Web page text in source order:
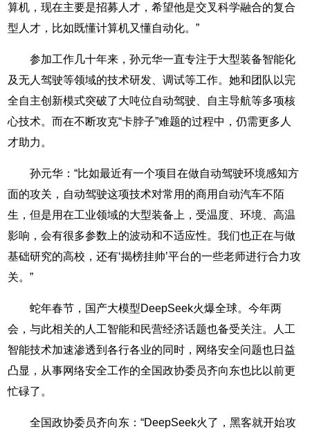
算机，现在主要是招募人才，希望他是交叉科学融合的复合
型人才，比如既懂计算机又懂自动化。”
参加工作几十年来，孙元华一直专注于大型装备智能化
及无人驾驶等领域的技术研发、调试等工作。她和团队以完
全自主创新模式突破了大吨位自动驾驶、自主导航等多项核
心技术。而在不断攻克“卡脖子”难题的过程中，仍需更多人
才助力。
孙元华：“比如最近有一个项目在做自动驾驶环境感知方
面的攻关，自动驾驶这项技术对常用的商用自动汽车不陌
生，但是用在工业领域的大型装备上，受温度、环境、高温
影响，会有很多参数上的波动和不适应性。我们也正在与做
基础研究的高校，还有‘揭榜挂帅’平台的一些老师进行合力攻
关。”
蛇年春节，国产大模型DeepSeek火爆全球。今年两
会，与此相关的人工智能和民营经济话题也备受关注。人工
智能技术加速渗透到各行各业的同时，网络安全问题也日益
凸显，从事网络安全工作的全国政协委员齐向东也比以前更
忙碌了。
全国政协委员齐向东：“DeepSeek火了，黑客就开始攻